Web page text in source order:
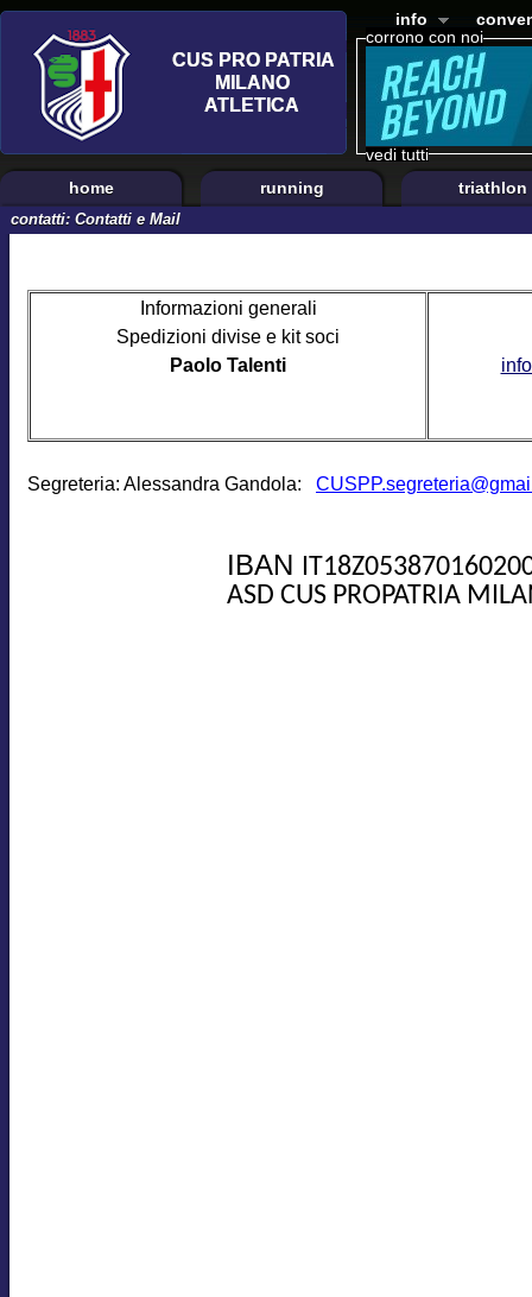
corrono con noi
vedi tutti
info
home running triathlon
contatti: Contatti e Mail
Informazioni generali
Spedizioni divise e kit soci
Paolo Talenti
Segreteria: Alessandra Gandola:
IBAN
ASD CUS PROPATRIA